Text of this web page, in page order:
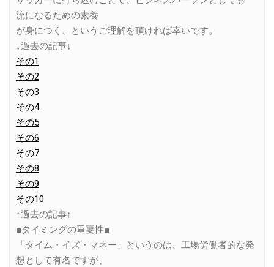
流になるための素養
が身につく、というご理解を頂ければ幸いです。
↓過去の記事↓
その1
その2
その3
その4
その5
その6
その7
その8
その9
その10
↑過去の記事↑
■タイミングの重要性■
「タイム・イズ・マネー」というのは、工場労働者的な発
想として有名ですが、